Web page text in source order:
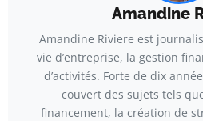
Amandine
Amandine Riviere est
vie d’entreprise, la gestion
d’activités. Forte de dix
couvert des sujets tels
financement, la création de